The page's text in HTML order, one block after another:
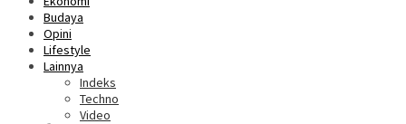
Budaya
Opini
Lifestyle
Lainnya
Indeks
Techno
Video